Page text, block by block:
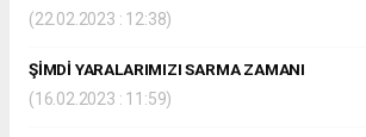
(22.02.2023 : 12:38)
ŞİMDİ YARALARIMIZI SARMA ZAMANI
(16.02.2023 : 11:59)